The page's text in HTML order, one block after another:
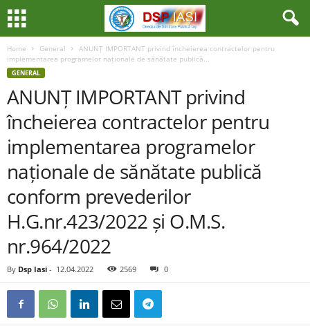
Home General
ANUNȚ IMPORTANT privind încheierea contractelor pentru
implementarea programelor naționale de sănătate publică...
GENERAL
ANUNȚ IMPORTANT privind
încheierea contractelor pentru
implementarea programelor
naționale de sănătate publică
conform prevederilor
H.G.nr.423/2022 și O.M.S.
nr.964/2022
By Dsp Iasi - 12.04.2022 2569 0